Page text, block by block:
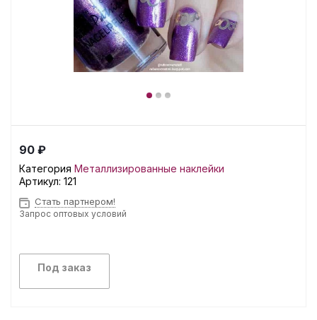
90 ₽
Категория Металлизированные наклейки
Артикул: 121
Стать партнером!
Запрос оптовых условий
Под заказ